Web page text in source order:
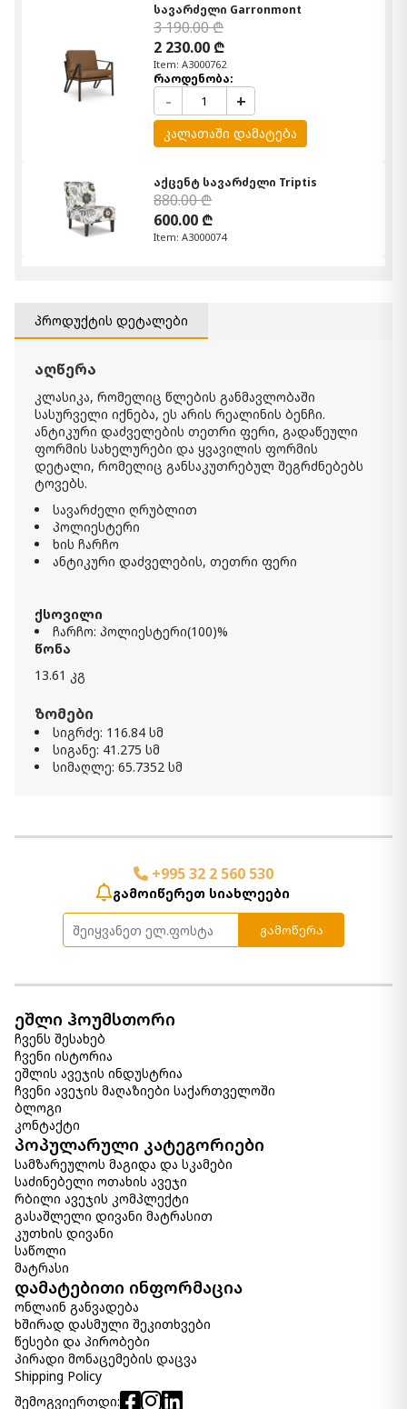
სავარძელი Garronmont
3 190.00 ₾
2 230.00 ₾
Item: A3000762
რაოდენობა:
- +
კალათაში დამატება
აქცენტ სავარძელი Triptis
880.00 ₾
600.00 ₾
Item: A3000074
1 670.00 ₾
Item: A3000193
კალათაში დამატება
აქცენტ სავარძელი Landick
1 360.00 ₾
Item: A3000699
- +
სავარძელი Tartonelle
სავარძელი Bradett
3 190.00 ₾
- +
კალათაში დამატება
აქცენტ სავარძელი Dultish
2 480.00 ₾
-
სავარძელი Morrilton Next-Gen
1 300.00 ₾
Item: A3000641
რაოდენობა:
-
სავარძელი Jersonlow
1 990.00 ₾
1 390.00 ₾
რაოდენობა:
პროდუქტის დეტალები
აღწერა
კლასიკა, რომელიც წლების განმავლობაში
სასურველი იქნება, ეს არის რეალინის ბენჩი.
ანტიკური დაძველების თეთრი ფერი, გადაწეული
ფორმის სახელურები და ყვავილის ფორმის
დეტალი, რომელიც განსაკუთრებულ შეგრძნებებს
ტოვებს.
სავარძელი ღრუბლით
პოლიესტერი
ხის ჩარჩო
ანტიკური დაძველების, თეთრი ფერი
ქსოვილი
ჩარჩო: პოლიესტერი(100)%
წონა
13.61 კგ
ზომები
სიგრძე: 116.84 სმ
სიგანე: 41.275 სმ
სიმაღლე: 65.7352 სმ
+995 32 2 560 530
გამოიწერეთ სიახლეები
გამოწერა
ეშლი ჰოუმსთორი
ჩვენს შესახებ
ჩვენი ისტორია
ეშლის ავეჯის ინდუსტრია
ჩვენი ავეჯის მაღაზიები საქართველოში
ბლოგი
კონტაქტი
პოპულარული კატეგორიები
სამზარეულოს მაგიდა და სკამები
საძინებელი ოთახის ავეჯი
რბილი ავეჯის კომპლექტი
გასაშლელი დივანი მატრასით
კუთხის დივანი
საწოლი
მატრასი
დამატებითი ინფორმაცია
ონლაინ განვადება
ხშირად დასმული შეკითხვები
წესები და პირობები
პირადი მონაცემების დაცვა
Shipping Policy
შემოგვიერთდი: